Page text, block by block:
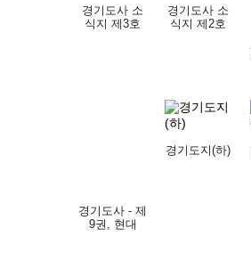
경기도사 소
식지 제3호
경기도사 소
식지 제2호
경기도사 - 제
9권, 현대
경기도지(하)